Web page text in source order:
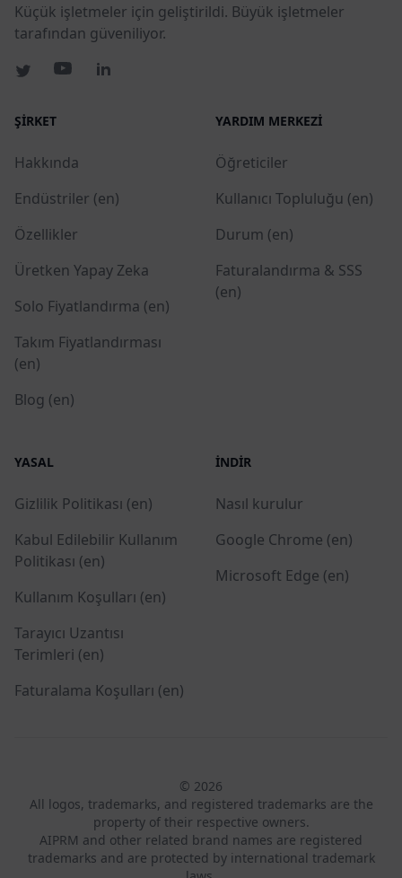
Küçük işletmeler için geliştirildi. Büyük işletmeler
tarafından güveniliyor.
ŞIRKET
Hakkında
Endüstriler (en)
Özellikler
Üretken Yapay Zeka
Solo Fiyatlandırma (en)
Takım Fiyatlandırması
(en)
Blog (en)
YARDIM MERKEZI
Öğreticiler
Kullanıcı Topluluğu (en)
Durum (en)
Faturalandırma & SSS
(en)
YASAL
Gizlilik Politikası (en)
Kabul Edilebilir Kullanım
Politikası (en)
Kullanım Koşulları (en)
Tarayıcı Uzantısı
Terimleri (en)
Faturalama Koşulları (en)
İNDIR
Nasıl kurulur
Google Chrome (en)
Microsoft Edge (en)
© 2026
All logos, trademarks, and registered trademarks are the
property of their respective owners.
AIPRM and other related brand names are registered
trademarks and are protected by international trademark